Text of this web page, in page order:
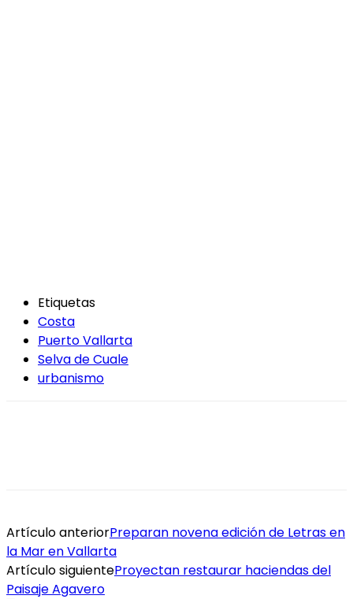
Etiquetas
Costa
Puerto Vallarta
Selva de Cuale
urbanismo
Artículo anteriorPreparan novena edición de Letras en
la Mar en Vallarta
Artículo siguienteProyectan restaurar haciendas del
Paisaje Agavero